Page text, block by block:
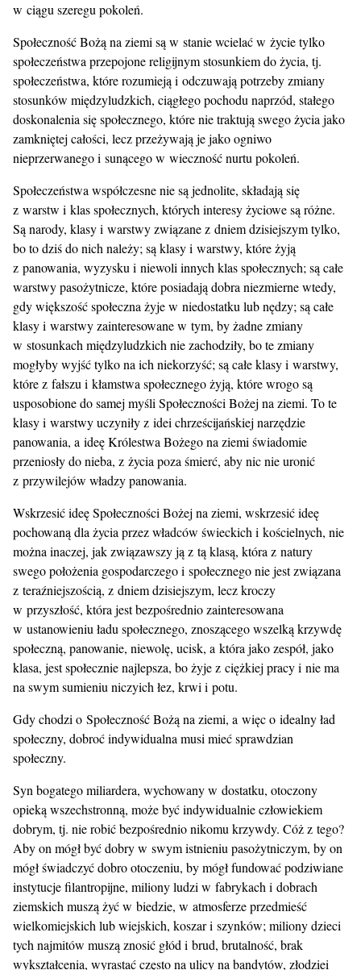
w ciągu szeregu pokoleń.
Społeczność Bożą na ziemi są w stanie wcielać w życie tylko
społeczeństwa przepojone religijnym stosunkiem do życia, tj.
społeczeństwa, które rozumieją i odczuwają potrzeby zmiany
stosunków międzyludzkich, ciągłego pochodu naprzód, stałego
doskonalenia się społecznego, które nie traktują swego życia jako
zamkniętej całości, lecz przeżywają je jako ogniwo
nieprzerwanego i sunącego w wieczność nurtu pokoleń.
Społeczeństwa współczesne nie są jednolite, składają się
z warstw i klas społecznych, których interesy życiowe są różne.
Są narody, klasy i warstwy związane z dniem dzisiejszym tylko,
bo to dziś do nich należy; są klasy i warstwy, które żyją
z panowania, wyzysku i niewoli innych klas społecznych; są całe
warstwy pasożytnicze, które posiadają dobra niezmierne wtedy,
gdy większość społeczna żyje w niedostatku lub nędzy; są całe
klasy i warstwy zainteresowane w tym, by żadne zmiany
w stosunkach międzyludzkich nie zachodziły, bo te zmiany
mogłyby wyjść tylko na ich niekorzyść; są całe klasy i warstwy,
które z fałszu i kłamstwa społecznego żyją, które wrogo są
usposobione do samej myśli Społeczności Bożej na ziemi. To te
klasy i warstwy uczyniły z idei chrześcijańskiej narzędzie
panowania, a ideę Królestwa Bożego na ziemi świadomie
przeniosły do nieba, z życia poza śmierć, aby nic nie uronić
z przywilejów władzy panowania.
Wskrzesić ideę Społeczności Bożej na ziemi, wskrzesić ideę
pochowaną dla życia przez władców świeckich i kościelnych, nie
można inaczej, jak związawszy ją z tą klasą, która z natury
swego położenia gospodarczego i społecznego nie jest związana
z teraźniejszością, z dniem dzisiejszym, lecz kroczy
w przyszłość, która jest bezpośrednio zainteresowana
w ustanowieniu ładu społecznego, znoszącego wszelką krzywdę
społeczną, panowanie, niewolę, ucisk, a która jako zespół, jako
klasa, jest społecznie najlepsza, bo żyje z ciężkiej pracy i nie ma
na swym sumieniu niczyich łez, krwi i potu.
Gdy chodzi o Społeczność Bożą na ziemi, a więc o idealny ład
społeczny, dobroć indywidualna musi mieć sprawdzian
społeczny.
Syn bogatego miliardera, wychowany w dostatku, otoczony
opieką wszechstronną, może być indywidualnie człowiekiem
dobrym, tj. nie robić bezpośrednio nikomu krzywdy. Cóż z tego?
Aby on mógł być dobry w swym istnieniu pasożytniczym, by on
mógł świadczyć dobro otoczeniu, by mógł fundować podziwiane
instytucje filantropijne, miliony ludzi w fabrykach i dobrach
ziemskich muszą żyć w biedzie, w atmosferze przedmieść
wielkomiejskich lub wiejskich, koszar i szynków; miliony dzieci
tych najmitów muszą znosić głód i brud, brutalność, brak
wykształcenia, wyrastać często na ulicy na bandytów, złodziei